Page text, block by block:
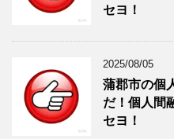
セヨ！
2025/08/05
蒲郡市の個
だ！個人間
セヨ！